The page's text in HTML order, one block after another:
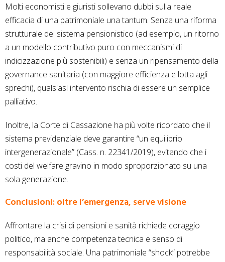
Molti economisti e giuristi sollevano dubbi sulla reale
efficacia di una patrimoniale una tantum. Senza una riforma
strutturale del sistema pensionistico (ad esempio, un ritorno
a un modello contributivo puro con meccanismi di
indicizzazione più sostenibili) e senza un ripensamento della
governance sanitaria (con maggiore efficienza e lotta agli
sprechi), qualsiasi intervento rischia di essere un semplice
palliativo.
Inoltre, la Corte di Cassazione ha più volte ricordato che il
sistema previdenziale deve garantire “un equilibrio
intergenerazionale” (Cass. n. 22341/2019), evitando che i
costi del welfare gravino in modo sproporzionato su una
sola generazione.
Conclusioni: oltre l’emergenza, serve visione
Affrontare la crisi di pensioni e sanità richiede coraggio
politico, ma anche competenza tecnica e senso di
responsabilità sociale. Una patrimoniale “shock” potrebbe